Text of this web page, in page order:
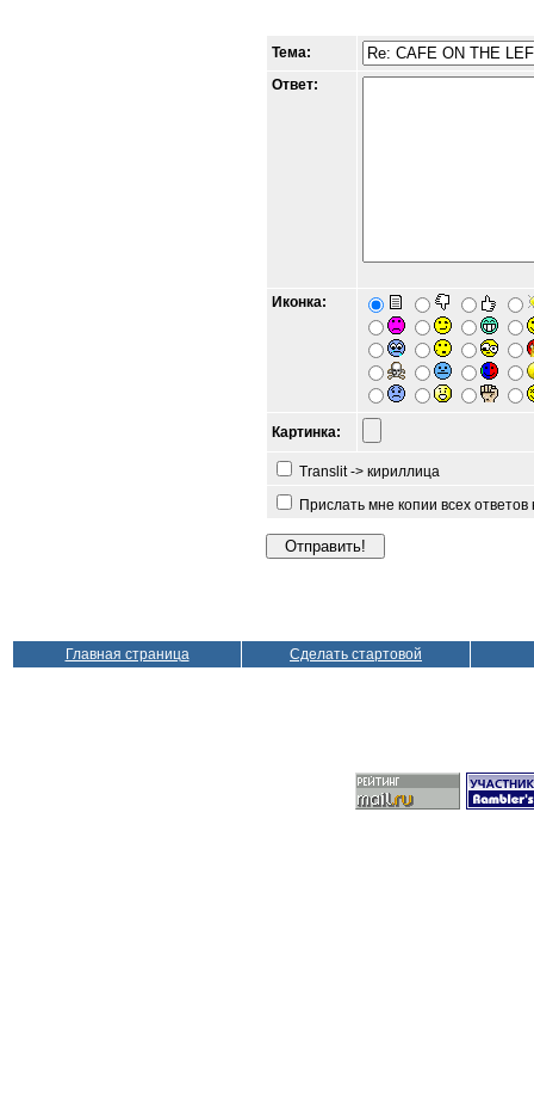
Тема:
Ответ:
Иконка:
Картинка:
Translit -> кириллица
Прислать мне копии всех
Главная страница Сделать стартовой